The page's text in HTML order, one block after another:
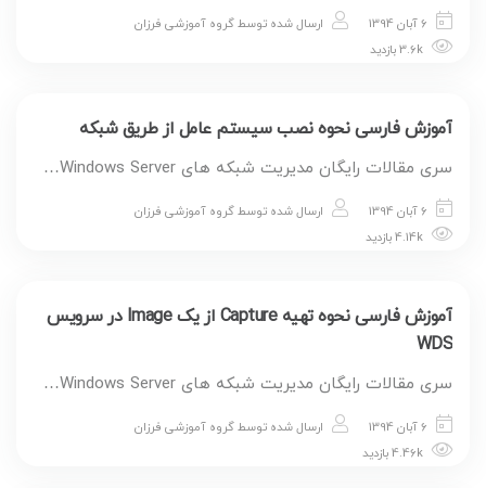
6 آبان 1394 ارسال شده توسطگروه آموزشی فرزان
آموزش فارسی نحوه نصب سیستم عامل از طریق شبکه
سری مقالات رایگان مدیریت شبکه های Windows Server…
6 آبان 1394 ارسال شده توسطگروه آموزشی فرزان
آموزش فارسی نحوه تهیه Capture از یک Image در سرویس
WDS
سری مقالات رایگان مدیریت شبکه های Windows Server…
6 آبان 1394 ارسال شده توسطگروه آموزشی فرزان